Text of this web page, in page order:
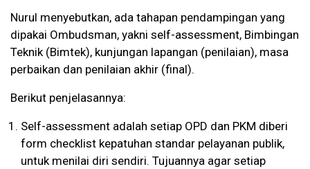
Nurul menyebutkan, ada tahapan pendampingan yang
dipakai Ombudsman, yakni self-assessment, Bimbingan
Teknik (Bimtek), kunjungan lapangan (penilaian), masa
perbaikan dan penilaian akhir (final).
Berikut penjelasannya:
Self-assessment adalah setiap OPD dan PKM diberi
form checklist kepatuhan standar pelayanan publik,
untuk menilai diri sendiri. Tujuannya agar setiap